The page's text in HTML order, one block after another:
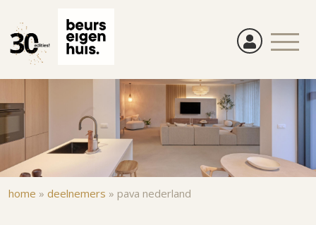
naar
de
Kruimelpad
home » deelnemers » pava nederland